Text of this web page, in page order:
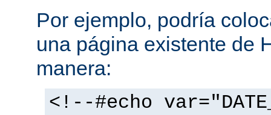
Por ejemplo, podría
una página existente de
manera:
<!--#echo